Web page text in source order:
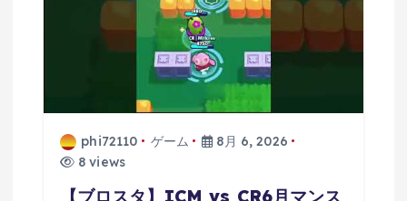
phi72110 ゲーム
8月 6, 2026
8 views
【ブロスタ】ICM vs CR6月マンス